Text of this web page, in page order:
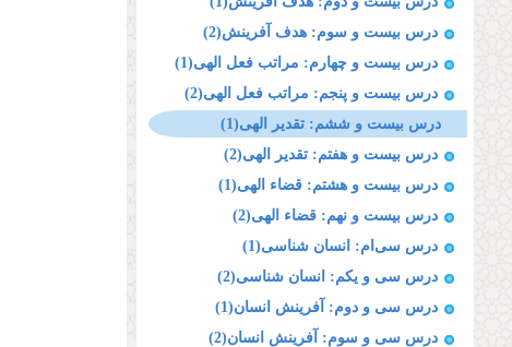
درس بیست و سوم: هدف آفرینش(2)
درس بیست و چهارم: مراتب فعل الهی(1)
درس بیست و پنجم: مراتب فعل الهی(2)
درس بیست و ششم: تقدیر الهی(1)
درس بیست و هفتم: تقدیر الهی(2)
درس بیست و هشتم: قضاء الهی(1)
درس بیست و نهم: قضاء الهی(2)
درس سی‌ام: انسان شناسی(1)
درس سی و یکم: انسان شناسی(2)
درس سی و دوم: آفرینش انسان(1)
درس سی و سوم: آفرینش انسان(2)